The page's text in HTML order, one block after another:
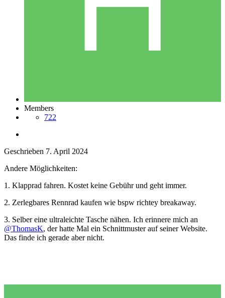
Members
722
Geschrieben 7. April 2024
Andere Möglichkeiten:
1. Klapprad fahren. Kostet keine Gebühr und geht immer.
2. Zerlegbares Rennrad kaufen wie bspw richtey breakaway.
3. Selber eine ultraleichte Tasche nähen. Ich erinnere mich an
@ThomasK, der hatte Mal ein Schnittmuster auf seiner Website.
Das finde ich gerade aber nicht.